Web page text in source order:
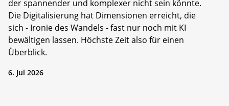
der spannender und komplexer nicht sein könnte.
Die Digitalisierung hat Dimensionen erreicht, die
sich - Ironie des Wandels - fast nur noch mit KI
bewältigen lassen. Höchste Zeit also für einen
Überblick.
6. Jul 2026